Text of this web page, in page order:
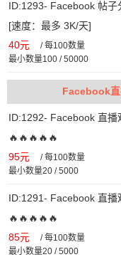
ID:1293- Facebook 帖
[速度：最多 3K/天]
40元 /每100数量
最小数量100 / 50000
Facebook
ID:1292- Facebook 直
🔥🔥🔥🔥🔥
95元 /每100数量
最小数量20 / 5000
ID:1291- Facebook 直
🔥🔥🔥🔥🔥
85元 /每100数量
最小数量20 / 5000